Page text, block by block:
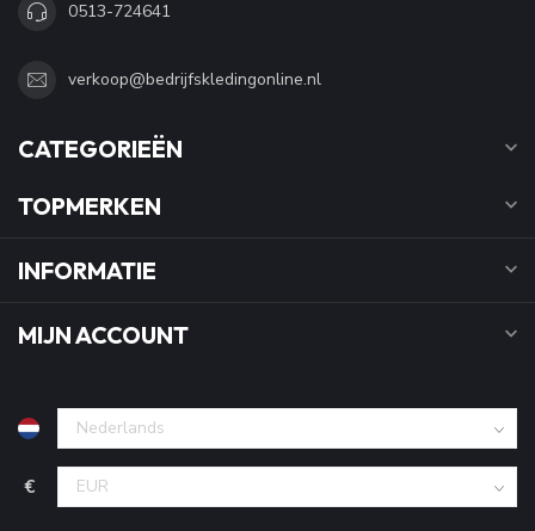
0513-724641
verkoop@bedrijfskledingonline.nl
CATEGORIEËN
TOPMERKEN
INFORMATIE
MIJN ACCOUNT
€